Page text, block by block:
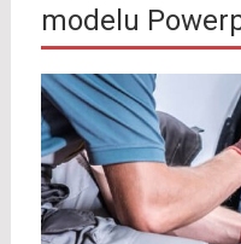
modelu